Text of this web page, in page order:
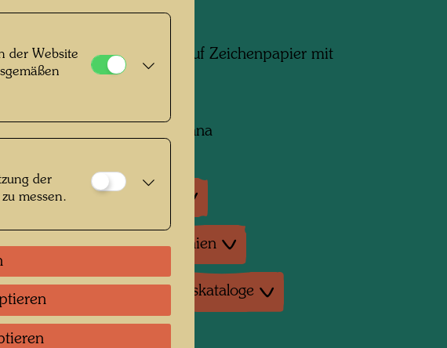
230 mm x 310 mm
Bleistift und Aquarell auf Zeichenpapier mit
Packpapierrand
Private collection, Vienna
Einzelausstellungen
Literatur: Monographien
Literatur: Ausstellungskataloge
der Website
der
messen.